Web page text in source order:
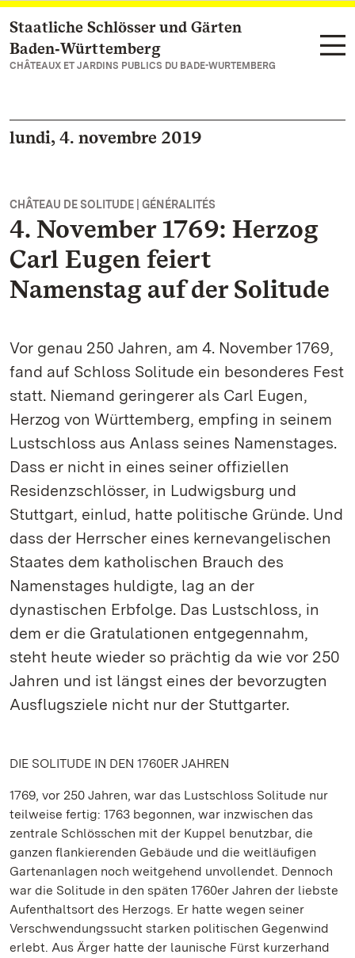
Vers la page d’accueil
Staatliche Schlösser und Gärten
Baden‑Württemberg
CHÂTEAUX ET JARDINS PUBLICS DU BADE-WURTEMBERG
lundi, 4. novembre 2019
CHÂTEAU DE SOLITUDE | GÉNÉRALITÉS
4. November 1769: Herzog
Carl Eugen feiert
Namenstag auf der Solitude
Vor genau 250 Jahren, am 4. November 1769,
fand auf Schloss Solitude ein besonderes Fest
statt. Niemand geringerer als Carl Eugen,
Herzog von Württemberg, empfing in seinem
Lustschloss aus Anlass seines Namenstages.
Dass er nicht in eines seiner offiziellen
Residenzschlösser, in Ludwigsburg und
Stuttgart, einlud, hatte politische Gründe. Und
dass der Herrscher eines kernevangelischen
Staates dem katholischen Brauch des
Namenstages huldigte, lag an der
dynastischen Erbfolge. Das Lustschloss, in
dem er die Gratulationen entgegennahm,
steht heute wieder so prächtig da wie vor 250
Jahren und ist längst eines der bevorzugten
Ausflugsziele nicht nur der Stuttgarter.
DIE SOLITUDE IN DEN 1760ER JAHREN
1769, vor 250 Jahren, war das Lustschloss Solitude nur
teilweise fertig: 1763 begonnen, war inzwischen das
zentrale Schlösschen mit der Kuppel benutzbar, die
ganzen flankierenden Gebäude und die weitläufigen
Gartenanlagen noch weitgehend unvollendet. Dennoch
war die Solitude in den späten 1760er Jahren der liebste
Aufenthaltsort des Herzogs. Er hatte wegen seiner
Verschwendungssucht starken politischen Gegenwind
erlebt. Aus Ärger hatte der launische Fürst kurzerhand